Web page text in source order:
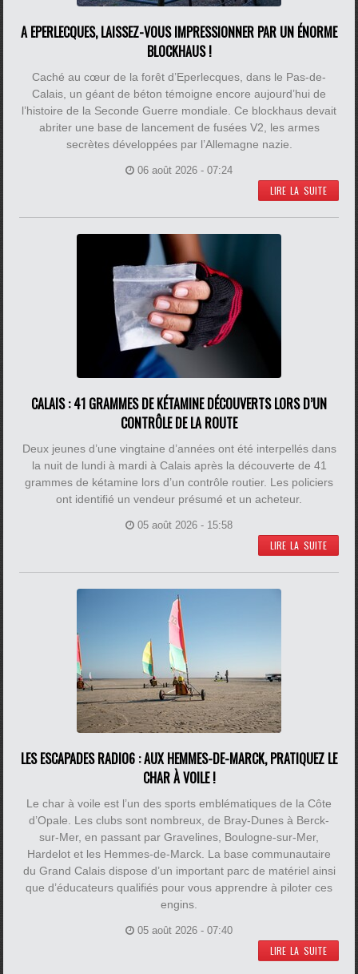
A EPERLECQUES, LAISSEZ-VOUS IMPRESSIONNER PAR UN ÉNORME
BLOCKHAUS !
Caché au cœur de la forêt d’Eperlecques, dans le Pas-de-
Calais, un géant de béton témoigne encore aujourd’hui de
l’histoire de la Seconde Guerre mondiale. Ce blockhaus devait
abriter une base de lancement de fusées V2, les armes
secrètes développées par l’Allemagne nazie.
06 août 2026 - 07:24
LIRE LA SUITE
CALAIS : 41 GRAMMES DE KÉTAMINE DÉCOUVERTS LORS D’UN
CONTRÔLE DE LA ROUTE
Deux jeunes d’une vingtaine d’années ont été interpellés dans
la nuit de lundi à mardi à Calais après la découverte de 41
grammes de kétamine lors d’un contrôle routier. Les policiers
ont identifié un vendeur présumé et un acheteur.
05 août 2026 - 15:58
LIRE LA SUITE
LES ESCAPADES RADIO6 : AUX HEMMES-DE-MARCK, PRATIQUEZ LE
CHAR À VOILE !
Le char à voile est l’un des sports emblématiques de la Côte
d’Opale. Les clubs sont nombreux, de Bray-Dunes à Berck-
sur-Mer, en passant par Gravelines, Boulogne-sur-Mer,
Hardelot et les Hemmes-de-Marck. La base communautaire
du Grand Calais dispose d’un important parc de matériel ainsi
que d’éducateurs qualifiés pour vous apprendre à piloter ces
engins.
05 août 2026 - 07:40
LIRE LA SUITE